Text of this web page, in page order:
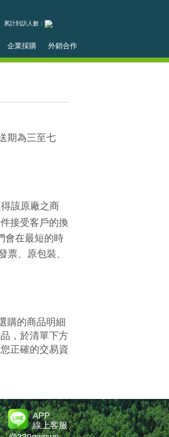
累計到訪人數：
企業採購 外銷合作
期為三至七
該原廠之商
接受客戶的換
會在最短的時
、原包裝、
購的商品明細
，於清單下方
正確的交易資
APP
線上客服